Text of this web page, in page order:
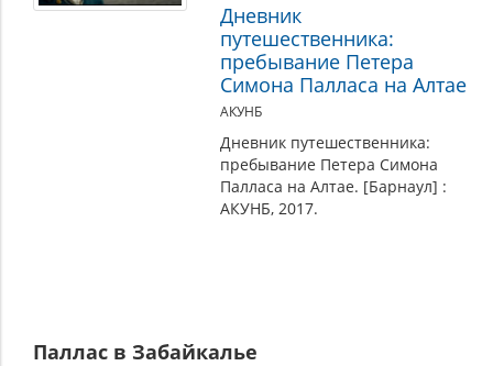
Дневник
путешественника:
пребывание Петера
Симона Палласа на Алтае
АКУНБ
Дневник путешественника:
пребывание Петера Симона
Палласа на Алтае. [Барнаул] :
АКУНБ, 2017.
Паллас в Забайкалье